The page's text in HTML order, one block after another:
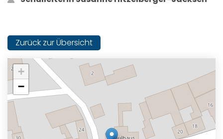
Zurück zur Übersicht
+
−